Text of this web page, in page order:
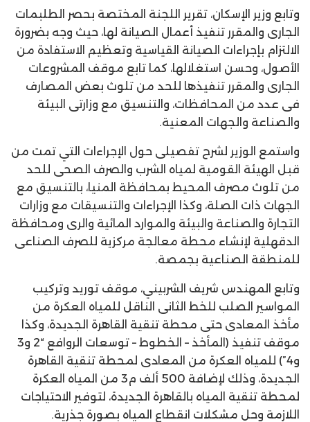
وتابع وزير الإسكان، تقرير اللجنة المختصة بحصر الطلبمات
الجارى والمقرر تنفيذ أعمال الصيانة لها، حيث وجه بضرورة
الالتزام بإجراءات الصيانة القياسية وتعظيم الاستفادة من
الأصول، وحسن استغلالها، كما تابع موقف المشروعات
الجارى والمقرر تنفيذها للحد من تلوث بعض المصارف
فى عدد من المحافظات، والتنسيق مع وزارتى البيئة
والصناعة والجهات المعنية.
واستمع الوزير لشرح تفصيلى حول الإجراءات التي تمت من
قبل الهيئة القومية لمياه الشرب والصرف الصحى للحد
من تلوث مصرف المحيط بمحافظة المنيا، بالتنسيق مع
الجهات ذات الصلة، وكذا الإجراءات والتنسيقات مع وزارات
التجارة والصناعة والبيئة والموارد المائية والرى ومحافظة
الدقهلية لإنشاء محطة معالجة مركزية للصرف الصناعى
للمنطقة الصناعية بجمصة.
وتابع المهندس شريف الشربيني، موقف توريد وتركيب
المواسير الصلب للخط الثانى الناقل للمياه العكرة من
مأخذ المعادى حتى محطة تنقية القاهرة الجديدة، وكذا
موقف تنفيذ (المأخذ – الخطوط – توسعات الروافع “2 و3
و4”) للمياه العكرة من المعادى لمحطة تنقية القاهرة
الجديدة، وذلك لإضافة 500 ألف م3 من المياه العكرة
لمحطة تنقية المياه بالقاهرة الجديدة، لتوفير الاحتياجات
اللازمة وحل مشكلات انقطاع المياه بصورة جذرية.